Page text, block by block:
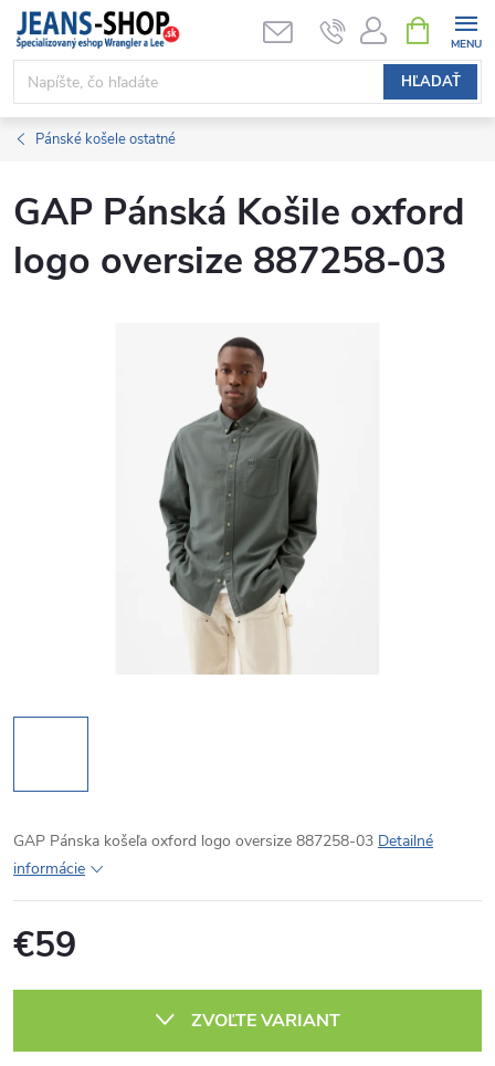
Prejsť
obsah
HĽADAŤ
KOŠÍK
Pánské košele ostatné
GAP Pánská Košile oxford
logo oversize 887258-03
GAP Pánska košeľa oxford logo oversize 887258-03 Detailné
informácie
€59
ZVOĽTE VARIANT